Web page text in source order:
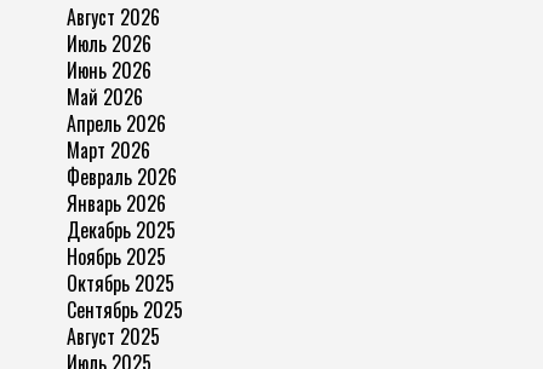
Август 2026
Июль 2026
Июнь 2026
Май 2026
Апрель 2026
Март 2026
Февраль 2026
Январь 2026
Декабрь 2025
Ноябрь 2025
Октябрь 2025
Сентябрь 2025
Август 2025
Июль 2025